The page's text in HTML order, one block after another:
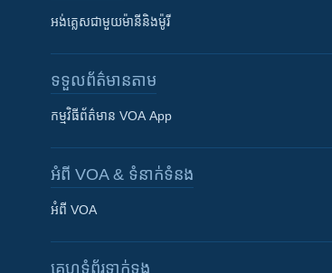
អង់គ្លេស​ជាមួយ​ម៉ានី​និង​ម៉ូរី
ទទួល​ព័ត៌មាន​តាម
កម្មវិធី​ព័ត៌មាន VOA App
អំពី​ VOA & ទំនាក់ទំនង
អំពី​ VOA
គេហទំព័រ​​ទាក់ទង